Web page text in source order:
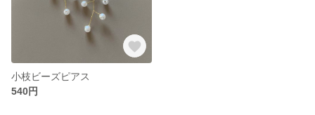
小枝ビーズピアス
540円